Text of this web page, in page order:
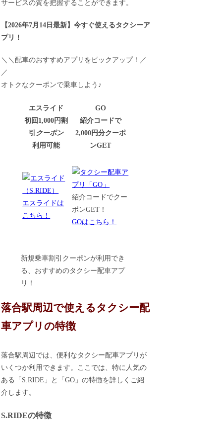
サービスの質を把握することができます。
【2026年7月14日最新 】今すぐ使えるタクシーア
プリ！
＼＼配車のおすすめアプリをピックアップ！／
／
オトクなクーポンで乗車しよう♪
エスライド
初回1,000円割
引 クーポン
利用可能
GO
紹介コードで
2,000円分クーポ
ンGET
エスライドは
こちら！
紹介コードでクー
ポンGET！
GOはこちら！
新規乗車割引クーポンが利用でき
る、おすすめのタクシー配車アプ
リ！
落合駅周辺で使えるタクシー配
車アプリの特徴
落合駅周辺では、便利なタクシー配車アプリが
いくつか利用できます。ここでは、特に人気の
ある「S.RIDE」と「GO」の特徴を詳しくご紹
介します。
S.RIDEの特徴